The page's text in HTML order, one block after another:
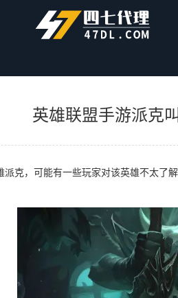
英雄联盟手游派克
派克，可能有一些玩家对该英雄不太了